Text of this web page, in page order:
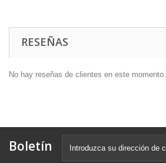
RESEÑAS
No hay reseñas de clientes en este momento.
Boletín